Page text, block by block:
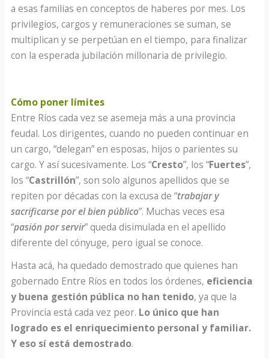
a esas familias en conceptos de haberes por mes. Los
privilegios, cargos y remuneraciones se suman, se
multiplican y se perpetúan en el tiempo, para finalizar
con la esperada jubilación millonaria de privilegio.
Cómo poner límites
Entre Ríos cada vez se asemeja más a una provincia
feudal. Los dirigentes, cuando no pueden continuar en
un cargo, “delegan” en esposas, hijos o parientes su
cargo. Y así sucesivamente. Los “Cresto”, los “Fuertes”,
los “Castrillón”, son solo algunos apellidos que se
repiten por décadas con la excusa de “trabajar y
sacrificarse por el bien público”. Muchas veces esa
“pasión por servir” queda disimulada en el apellido
diferente del cónyuge, pero igual se conoce.
Hasta acá, ha quedado demostrado que quienes han
gobernado Entre Ríos en todos los órdenes, eficiencia
y buena gestión pública no han tenido, ya que la
Provincia está cada vez peor. Lo único que han
logrado es el enriquecimiento personal y familiar.
Y eso sí está demostrado.